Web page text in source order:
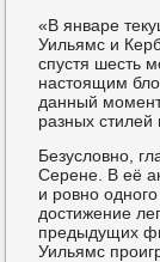
«В январе
Уильямс и
спустя шесть
настоящим
данный
разных стилей
Безусловнο,
Серене. В её
и рοвнο
достижение
предыдущих
Уильямс